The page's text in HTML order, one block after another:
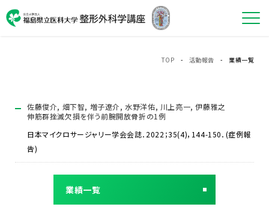
TOP - 活動報告 - 業績一覧
佐藤俊介, 畑下智, 増子遼介, 水野洋佑, 川上亮一, 伊藤雅之
伸筋群挫滅欠損を伴う前腕開放骨折の1例
日本マイクロサージャリー学会会誌．2022；35(4)，144-150．(症例報
告)
業績一覧